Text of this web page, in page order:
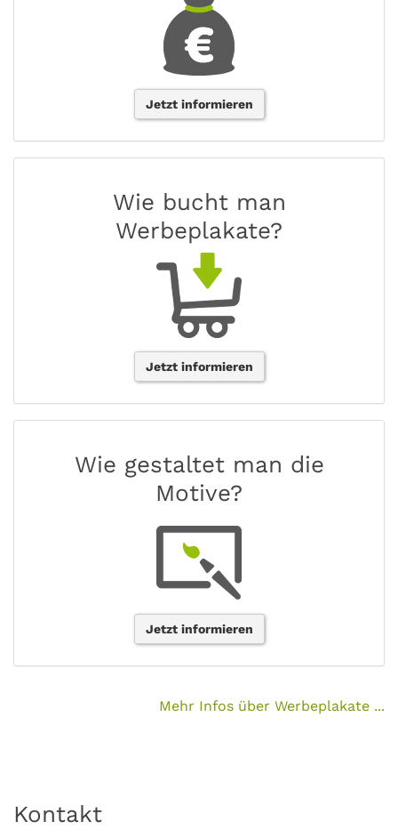
Jetzt informieren
Wie bucht man
Werbeplakate?
Jetzt informieren
Wie gestaltet man die
Motive?
Jetzt informieren
Mehr Infos über Werbeplakate ...
Kontakt